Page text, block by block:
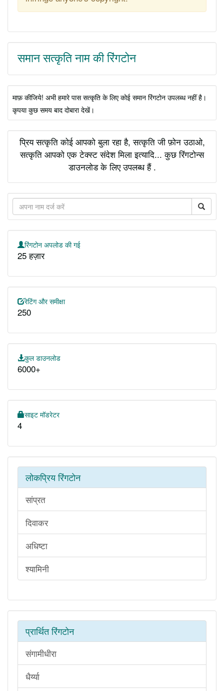
समान सत्कृति नाम की रिंगटोन
माफ़ कीजिये! अभी हमारे पास सत्कृति के लिए कोई समान रिंगटोन उपलब्ध नहीं है।
कृपया कुछ समय बाद दोबारा देखें।
प्रिय सत्कृति कोई आपको बुला रहा है, सत्कृति जी फ़ोन उठाओ,
सत्कृति आपको एक टेक्स्ट संदेश मिला इत्यादि... कुछ रिंगटोन्स
डाउनलोड के लिए उपलब्ध हैं .
रिंगटोन अपलोड की गई
25 हज़ार
रेटिंग और समीक्षा
250
कुल डाउनलोड
6000+
साइट मॉडरेटर
4
लोकप्रिय रिंगटोन
सांप्रत
दिवाकर
अधिष्टा
श्यामिनी
प्रार्थित रिंगटोन
संगामीधीरा
धैर्य्या